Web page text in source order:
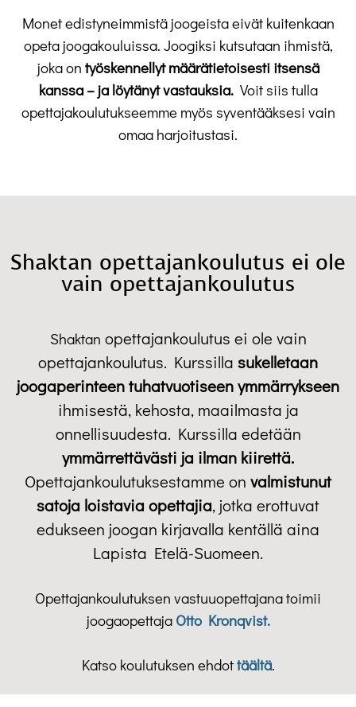
Monet edistyneimmistä joogeista eivät kuitenkaan
opeta joogakouluissa. Joogiksi kutsutaan ihmistä,
joka on työskennellyt määrätietoisesti itsensä
kanssa – ja löytänyt vastauksia. Voit siis tulla
opettajakoulutukseemme myös syventääksesi vain
omaa harjoitustasi.
Shaktan opettajankoulutus ei ole
vain opettajankoulutus
Shaktan opettajankoulutus ei ole vain
opettajankoulutus. Kurssilla sukelletaan
joogaperinteen tuhatvuotiseen ymmärrykseen
ihmisestä, kehosta, maailmasta ja
onnellisuudesta. Kurssilla edetään
ymmärrettävästi ja ilman kiirettä.
Opettajankoulutuksestamme on valmistunut
satoja loistavia opettajia, jotka erottuvat
edukseen joogan kirjavalla kentällä aina
Lapista Etelä-Suomeen.
Opettajankoulutuksen vastuuopettajana toimii
joogaopettaja Otto Kronqvist.
Katso koulutuksen ehdottäältä.